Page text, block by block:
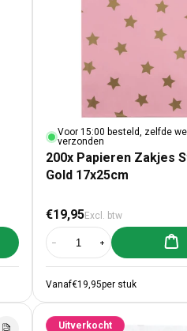
Zakjes Stars Gold 12x19cm
Papieren Zakjes Stars Gold 12x19cm
toevoegen
Voor 15:00 besteld, zelfde
verzonden
200x Papieren Zakjes
Gold 17x25cm
Normale prijs
€19,95Excl. btw
Aantal verlagen voor 200x
Aantal verhogen
Aan
Vanaf€19,95per stuk
Uitverkocht